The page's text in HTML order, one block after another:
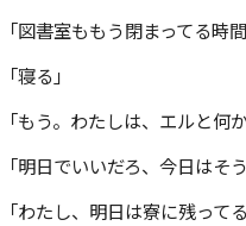
「図書室ももう閉まってる時
「寝る」
「もう。わたしは、エルと何
「明日でいいだろ、今日はそ
「わたし、明日は寮に残って